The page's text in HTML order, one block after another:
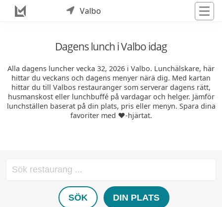
Valbo
Dagens lunch i Valbo idag
Alla dagens luncher vecka 32, 2026 i Valbo. Lunchälskare, här
hittar du veckans och dagens menyer närä dig. Med kartan
hittar du till Valbos restauranger som serverar dagens rätt,
husmanskost eller lunchbuffé på vardagar och helger. Jämför
lunchställen baserat på din plats, pris eller menyn. Spara dina
favoriter med ❤️-hjärtat.
SÖK DIN PLATS